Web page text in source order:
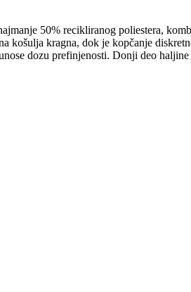
50% recikliranog poliestera,
košulja kragna, dok je kopčanje
dozu prefinjenosti. Donji deo